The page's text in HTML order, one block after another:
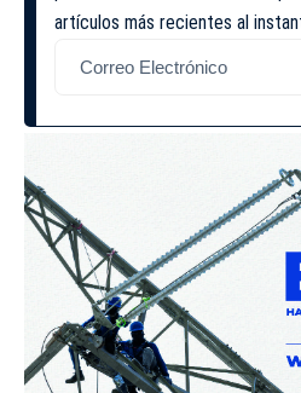
artículos más recientes al